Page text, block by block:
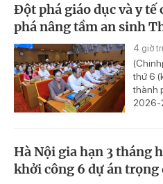
Đột phá giáo dục và y
phá nâng tầm an sinh
4 giờ
thứ 6
thành
2026-
Hà Nội gia hạn 3 tháng
khởi công 6 dự án trọng